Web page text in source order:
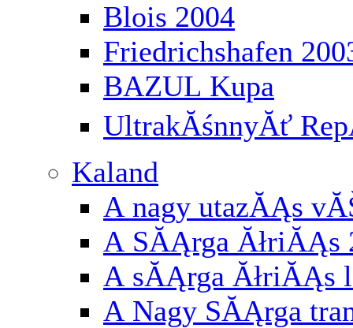
Blois 2004
Friedrichshafen
BAZUL Kupa
UltrakĂśnnyĂť
Kaland
A nagy utazĂĄs
A SĂĄrga ĂłriĂĄs
A sĂĄrga ĂłriĂĄs
A Nagy SĂĄrga